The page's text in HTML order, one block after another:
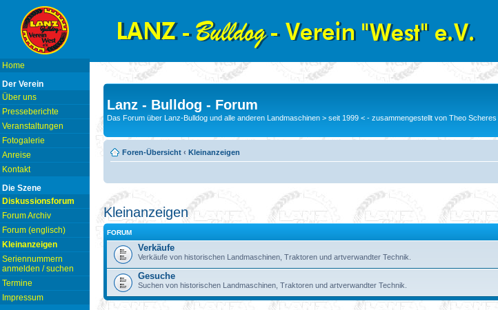
Home
Der Verein
Über uns
Presseberichte
Veranstaltungen
Fotogalerie
Anreise
Kontakt
Die Szene
Diskussionsforum
Forum Archiv
Forum (englisch)
Kleinanzeigen
Seriennummern
anmelden / suchen
Termine
Impressum
Lanz - Bulldog - Forum
Das Forum über Lanz-Bulldog und alle anderen Landmaschinen > seit 1999 < - zusammengestellt von Theo Scheres
Foren-Übersicht ‹ Kleinanzeigen
Kleinanzeigen
FORUM
Verkäufe
Verkäufe von historischen Landmaschinen, Traktoren und artverwandter Technik.
Gesuche
Suchen von historischen Landmaschinen, Traktoren und artverwandter Technik.